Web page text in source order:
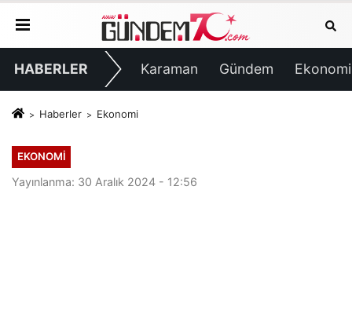
HABERLER Karaman Gündem Ekonomi
Haberler Ekonomi
EKONOMI
Yayınlanma: 30 Aralık 2024 - 12:56